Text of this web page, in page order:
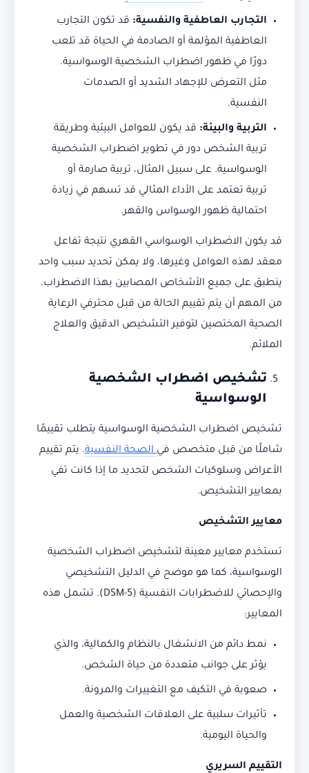
التجارب العاطفية والنفسية: قد تكون التجارب
العاطفية المؤلمة أو الصادمة في الحياة قد تلعب
دورًا في ظهور اضطراب الشخصية الوسواسية.
مثل التعرض للإجهاد الشديد أو الصدمات
النفسية.
التربية والبيئة: قد يكون للعوامل البيئية وطريقة
تربية الشخص دور في تطوير اضطراب الشخصية
الوسواسية. على سبيل المثال، تربية صارمة أو
تربية تعتمد على الأداء المثالي قد تسهم في زيادة
احتمالية ظهور الوسواس والقهر.
قد يكون الاضطراب الوسواسي القهري نتيجة تفاعل
معقد لهذه العوامل وغيرها، ولا يمكن تحديد سبب واحد
ينطبق على جميع الأشخاص المصابين بهذا الاضطراب.
من المهم أن يتم تقييم الحالة من قبل محترفي الرعاية
الصحية المختصين لتوفير التشخيص الدقيق والعلاج
الملائم.
تشخيص اضطراب الشخصية
الوسواسية
تشخيص اضطراب الشخصية الوسواسية يتطلب تقييمًا
شاملًا من قبل متخصص فيالصحة النفسية. يتم تقييم
الأعراض وسلوكيات الشخص لتحديد ما إذا كانت تفي
بمعايير التشخيص.
معايير التشخيص
تستخدم معايير معينة لتشخيص اضطراب الشخصية
الوسواسية، كما هو موضح في الدليل التشخيصي
والإحصائي للاضطرابات النفسية (DSM-5). تشمل هذه
المعايير:
نمط دائم من الانشغال بالنظام والكمالية، والذي
يؤثر على جوانب متعددة من حياة الشخص.
صعوبة في التكيف مع التغييرات والمرونة.
تأثيرات سلبية على العلاقات الشخصية والعمل
والحياة اليومية.
التقييم السريري